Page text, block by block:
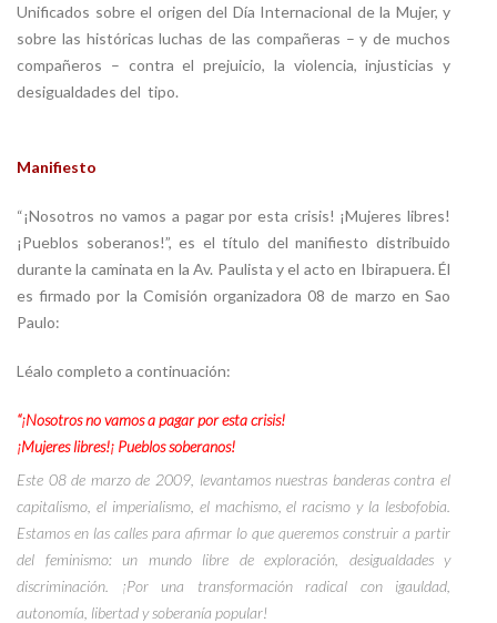
Unificados sobre el origen del Día Internacional de la Mujer, y
sobre las históricas luchas de las compañeras – y de muchos
compañeros – contra el prejuicio, la violencia, injusticias y
desigualdades del tipo.
Manifiesto
“¡Nosotros no vamos a pagar por esta crisis! ¡Mujeres libres!
¡Pueblos soberanos!”, es el título del manifiesto distribuido
durante la caminata en la Av. Paulista y el acto en Ibirapuera. Él
es firmado por la Comisión organizadora 08 de marzo en Sao
Paulo:
Léalo completo a continuación:
“¡Nosotros no vamos a pagar por esta crisis!
¡Mujeres libres!¡ Pueblos soberanos!
Este 08 de marzo de 2009, levantamos nuestras banderas contra el
capitalismo, el imperialismo, el machismo, el racismo y la lesbofobia.
Estamos en las calles para afirmar lo que queremos construir a partir
del feminismo: un mundo libre de exploración, desigualdades y
discriminación. ¡Por una transformación radical con igauldad,
autonomía, libertad y soberanía popular!